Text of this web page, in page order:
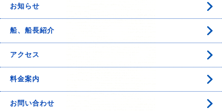
お知らせ
船、船長紹介
アクセス
料金案内
お問い合わせ